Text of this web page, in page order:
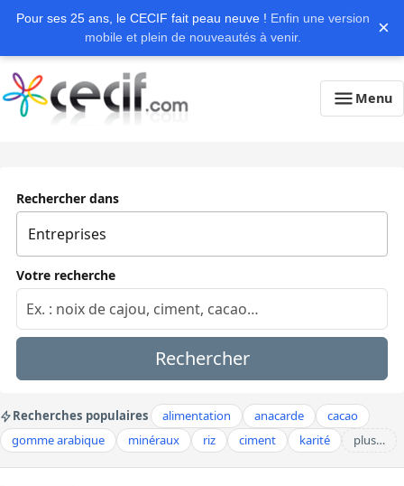
Pour ses 25 ans, le CECIF fait peau neuve ! Enfin une version
mobile et plein de nouveautés à venir.
×
Menu
Rechercher dans
Votre recherche
Rechercher
Recherches populaires alimentation anacarde
cacao
gomme arabique
minéraux riz ciment karité plus…